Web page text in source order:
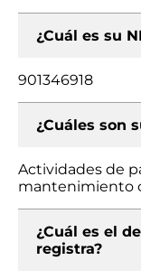
¿Cuál es su
901346918
¿Cuáles son
Actividades de
mantenimiento
¿Cuál es el
registra?